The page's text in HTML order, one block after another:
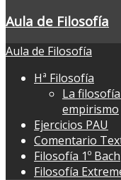
Aula de Filosofía
Aula de Filosofía
Hª Filosofía
La
empirismo
Ejercicios PAU
Comentario
Filosofía 1º Bach
Filosofía